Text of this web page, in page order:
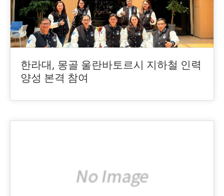
한라대, 몽골 울란바토르시 지하철 인력
양성 본격 참여